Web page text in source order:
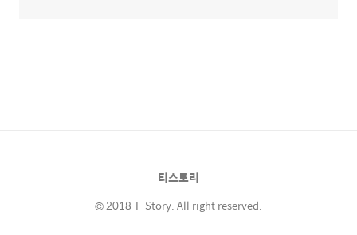
티스토리
© 2018 T-Story. All right reserved.